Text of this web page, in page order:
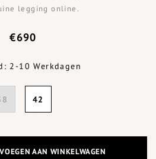
legging online.
€690
2-10 Werkdagen
42
AAN WINKELWAGEN